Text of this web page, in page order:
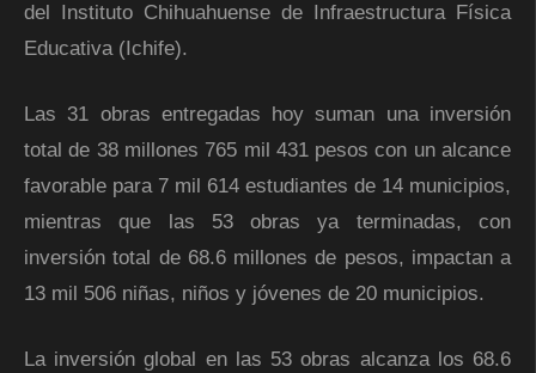
del Instituto Chihuahuense de Infraestructura Física
Educativa (Ichife).
Las 31 obras entregadas hoy suman una inversión
total de 38 millones 765 mil 431 pesos con un alcance
favorable para 7 mil 614 estudiantes de 14 municipios,
mientras que las 53 obras ya terminadas, con
inversión total de 68.6 millones de pesos, impactan a
13 mil 506 niñas, niños y jóvenes de 20 municipios.
La inversión global en las 53 obras alcanza los 68.6